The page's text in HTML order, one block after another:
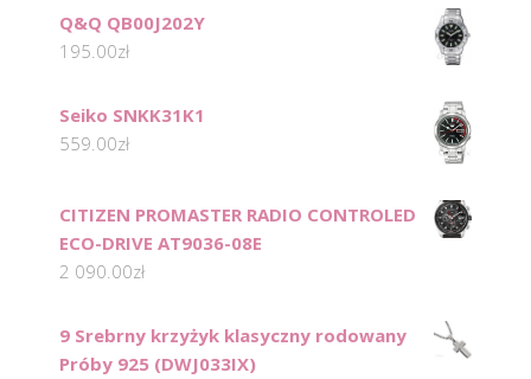
Q&Q QB00J202Y
195.00zł
Seiko SNKK31K1
559.00zł
CITIZEN PROMASTER RADIO CONTROLED
ECO-DRIVE AT9036-08E
2 090.00zł
9 Srebrny krzyżyk klasyczny rodowany
Próby 925 (DWJ033IX)